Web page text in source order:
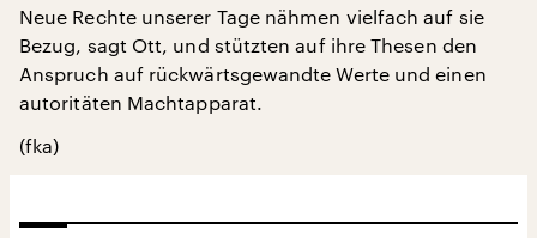
Neue Rechte unserer Tage nähmen vielfach auf sie
Bezug, sagt Ott, und stützten auf ihre Thesen den
Anspruch auf rückwärtsgewandte Werte und einen
autoritäten Machtapparat.
(fka)